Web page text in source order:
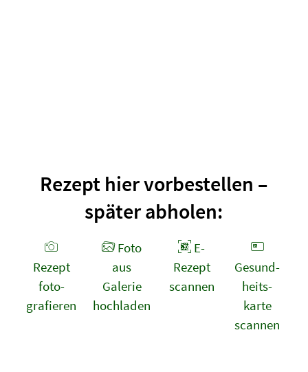
Rezept hier vorbestellen –
später abholen:
Rezept
foto­
grafieren
Foto
aus
Galerie
hochladen
E-
Rezept
scannen
Gesund­
heits­
karte
scannen